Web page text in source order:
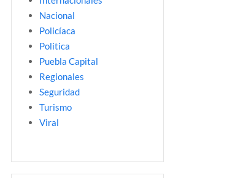
Nacional
Policíaca
Politica
Puebla Capital
Regionales
Seguridad
Turismo
Viral